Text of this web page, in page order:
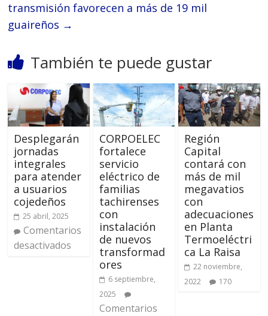
transmisión favorecen a más de 19 mil
guaireños →
También te puede gustar
Desplegarán
jornadas
integrales
para atender
a usuarios
cojedeños
25 abril, 2025
Comentarios
desactivados
CORPOELEC
fortalece
servicio
eléctrico de
familias
tachirenses
con
instalación
de nuevos
transformad
ores
6 septiembre,
2025
Comentarios
Región
Capital
contará con
más de mil
megavatios
con
adecuaciones
en Planta
Termoeléctri
ca La Raisa
22 noviembre,
2022
170